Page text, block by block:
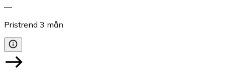
—
Pristrend 3 mån